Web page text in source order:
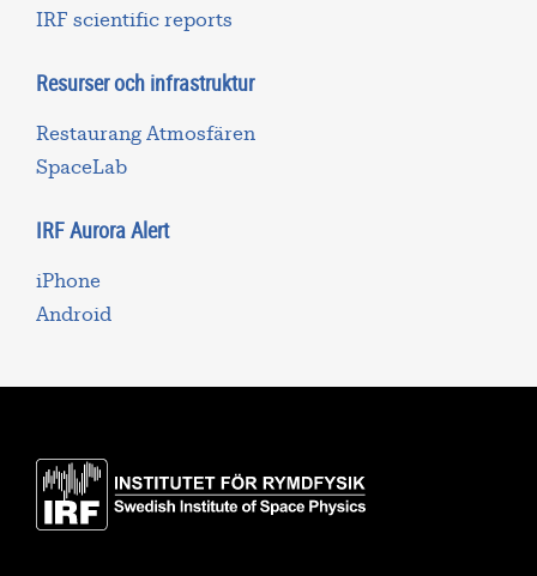
IRF scientific reports
Resurser och infrastruktur
Restaurang Atmosfären
SpaceLab
IRF Aurora Alert
iPhone
Android